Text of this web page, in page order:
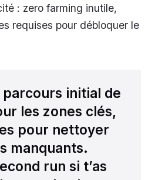
: zero farming inutile,
requises pour débloquer le
parcours initial de
les zones clés,
pour nettoyer
manquants.
run si t’as